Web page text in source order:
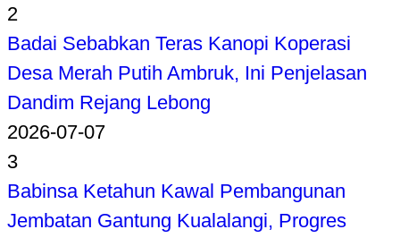
2
Badai Sebabkan Teras Kanopi Koperasi
Desa Merah Putih Ambruk, Ini Penjelasan
Dandim Rejang Lebong
2026-07-07
3
Babinsa Ketahun Kawal Pembangunan
Jembatan Gantung Kualalangi, Progres